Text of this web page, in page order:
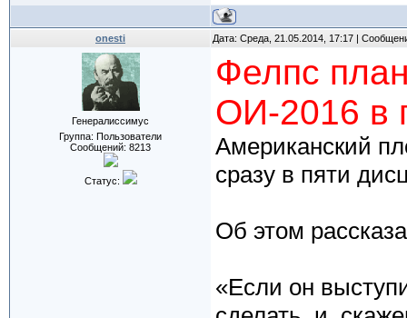
onesti Дата: Среда, 21.05.2014, 17:17 |
Генералиссимус
Группа: Пользователи
Сообщений: 8213
Статус:
Фелпс
ОИ-2016 в
Американский
сразу в пяти
Об этом
«Если он